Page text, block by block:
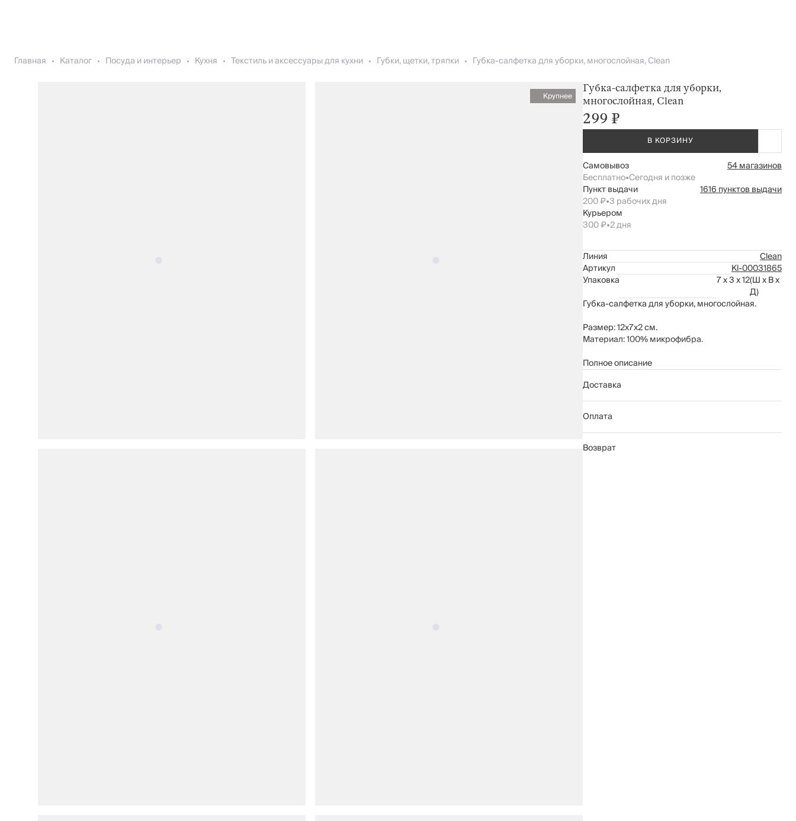
Главная Каталог Посуда и интерьер Кухня Текстиль и аксессуары для кухни Губки, щетки, тряпки Губка-салфетка для уборки, многослойная, Clean
Крупнее
Губка-салфетка для уборки,
многослойная, Clean
299 ₽
В КОРЗИНУ
Самовывоз
54 магазинов
Бесплатно•Сегодня и позже
Пункт выдачи
1616 пунктов выдачи
200 ₽•3 рабочих дня
Курьером
300 ₽•2 дня
Линия
Clean
Артикул
Kl-00031865
Упаковка
7 x 3 x 12(Ш x В x
Д)
Губка-салфетка для уборки, многослойная.
Размер: 12х7х2 см.
Материал: 100% микрофибра.
Подходит для сухой и влажной уборки.
для обновления губки; промывать вручную с
применением мягких моющих средств.
Полное описание
Доставка
Оплата
Возврат